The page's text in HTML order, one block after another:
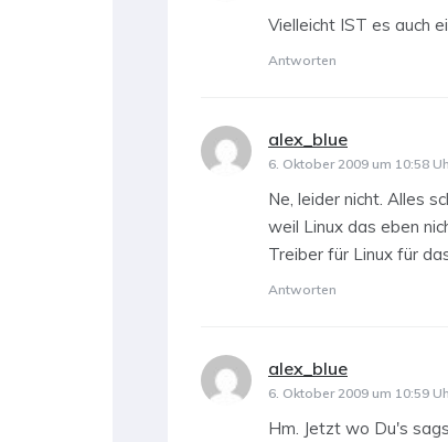
Vielleicht IST es auch
Antworten
alex_blue
6. Oktober 2009 um 10:58
Ne, leider nicht. Alles
weil Linux das eben
Treiber für Linux für
Antworten
alex_blue
6. Oktober 2009 um 10:59
Hm. Jetzt wo Du's